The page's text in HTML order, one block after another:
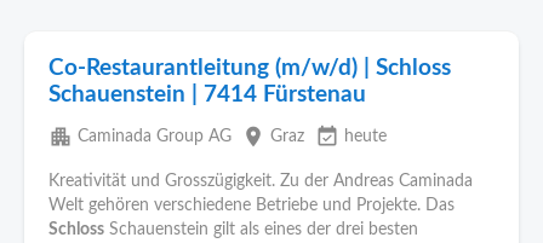
Co-Restaurantleitung (m/w/d) | Schloss
Schauenstein | 7414 Fürstenau
apartment Caminada Group AG place Graz event_available heute
Kreativität und Grosszügigkeit. Zu der Andreas Caminada
Welt gehören verschiedene Betriebe und Projekte. Das
Schloss Schauenstein gilt als eines der drei besten